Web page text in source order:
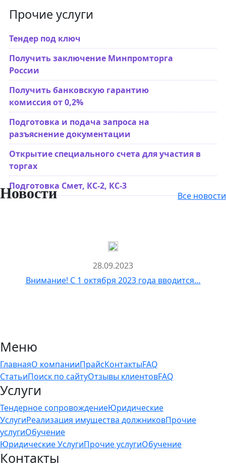
Прочие услуги
Тендер под ключ
Получить заключение Минпромторга
России
Получить банковскую гарантию
комиссия от 0,2%
Подготовка и подача запроса на
разъяснение документации
Открытие специального счета для участия в
торгах
Подготовка Смет, КС-2, КС-3
Новости Все новости
28.09.2023
Внимание! С 1 октября 2023 года вводится…
Меню
ГлавнаяО компанииПрайсКонтактыFAQ
СтатьиПоиск по сайтуОтзывы клиентовFAQ
Услуги
Тендерное сопровождениеЮридические
УслугиРеализация имущества должниковПрочие
услугиОбучение
Юридические УслугиПрочие услугиОбучение
Контакты